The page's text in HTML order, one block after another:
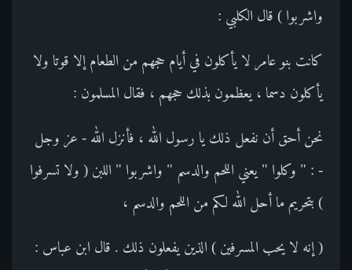
واشربوا ) قال الكلبي :
كانت بنو عامر لا يأكلون في أيام حجهم من الطعام إلا قوتا ولا
يأكلون دسما ، يعظمون بذلك حجهم ، فقال المسلمون :
نحن أحق أن نفعل ذلك يا رسول الله ، فأنزل الله - عز وجل
- : " وكلوا " يعني اللحم والدسم " واشربوا " اللبن ( ولا تسرفوا
) بتحريم ما أحل الله لكم من اللحم والدسم ،
( إنه لا يحب المسرفين ) الذين يفعلون ذلك . قال ابن عباس :